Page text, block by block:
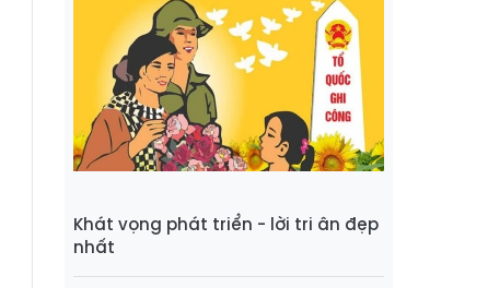
Khát vọng phát triển - lời tri ân đẹp
nhất